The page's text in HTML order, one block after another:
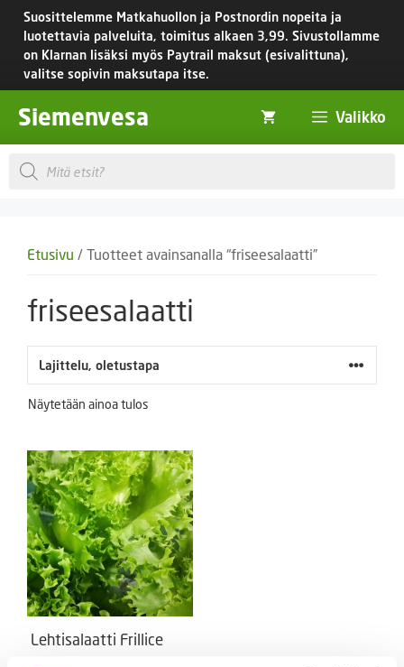
Siirry
sisältöön
Suosittelemme Matkahuollon ja Postnordin nopeita ja
luotettavia palveluita, toimitus alkaen 3,99. Sivustollamme
on Klarnan lisäksi myös Paytrail maksut (esivalittuna),
valitse sopivin maksutapa itse.
Siemenvesa Valikko
Products
search
Etusivu / Tuotteet avainsanalla “friseesalaatti”
friseesalaatti
Näytetään ainoa tulos
Lehtisalaatti Frillice